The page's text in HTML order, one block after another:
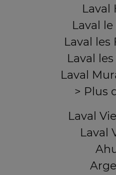
Laval
Laval
Laval les
Laval
Laval
> Plus
Laval
Laval